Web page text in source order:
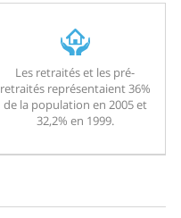
Les retraités et les pré-
retraités représentaient 36%
de la population en 2005 et
32,2% en 1999.